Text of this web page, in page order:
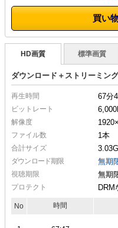
買い
HD画質 標準画質
ダウンロード＋ストリーミング
再生時間 67分
ビットレート
解像度
ファイル数 1本
合計サイズ
ダウンロード期限 無期
視聴期限 無期
プロテクト DRM
No 時間